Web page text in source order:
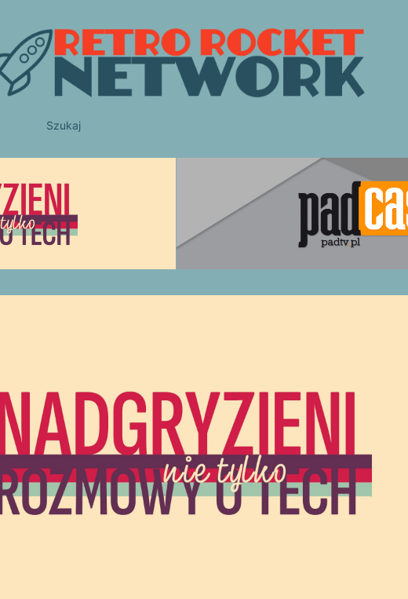
Szukaj